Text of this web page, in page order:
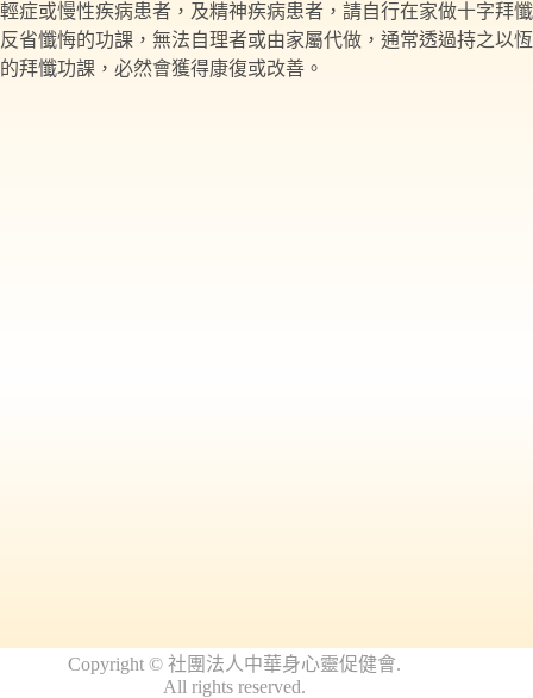
輕症或慢性疾病患者，及精神疾病患者，請自行在家做十字拜懺
反省懺悔的功課，無法自理者或由家屬代做，通常透過持之以恆
的拜懺功課，必然會獲得康復或改善。
Copyright©社 團法人中華身心靈促健會.
Allrightsreserved.